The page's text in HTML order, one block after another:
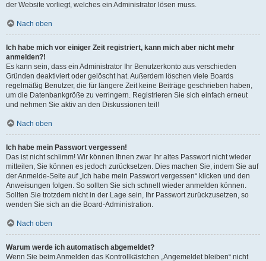
der Website vorliegt, welches ein Administrator lösen muss.
Nach oben
Ich habe mich vor einiger Zeit registriert, kann mich aber nicht mehr
anmelden?!
Es kann sein, dass ein Administrator Ihr Benutzerkonto aus verschieden
Gründen deaktiviert oder gelöscht hat. Außerdem löschen viele Boards
regelmäßig Benutzer, die für längere Zeit keine Beiträge geschrieben haben,
um die Datenbankgröße zu verringern. Registrieren Sie sich einfach erneut
und nehmen Sie aktiv an den Diskussionen teil!
Nach oben
Ich habe mein Passwort vergessen!
Das ist nicht schlimm! Wir können Ihnen zwar Ihr altes Passwort nicht wieder
mitteilen, Sie können es jedoch zurücksetzen. Dies machen Sie, indem Sie auf
der Anmelde-Seite auf „Ich habe mein Passwort vergessen“ klicken und den
Anweisungen folgen. So sollten Sie sich schnell wieder anmelden können.
Sollten Sie trotzdem nicht in der Lage sein, Ihr Passwort zurückzusetzen, so
wenden Sie sich an die Board-Administration.
Nach oben
Warum werde ich automatisch abgemeldet?
Wenn Sie beim Anmelden das Kontrollkästchen „Angemeldet bleiben“ nicht